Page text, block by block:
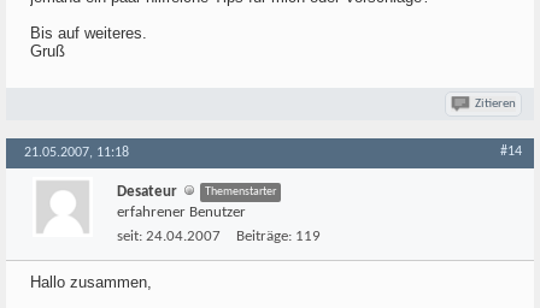
Bis auf weiteres.
Gruß
Zitieren
21.05.2007, 11:18 #14
Desateur Themenstarter
erfahrener Benutzer
seit: 24.04.2007 Beiträge: 119
Hallo zusammen,